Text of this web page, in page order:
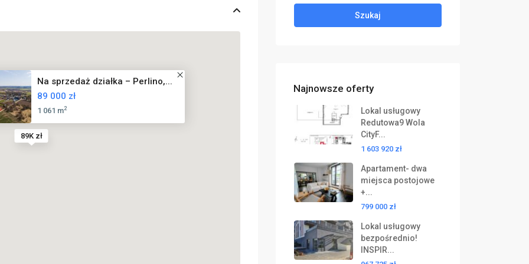
89K zł
Na sprzedaż działka – Perlino,...
89 000 zł
1 061 m2
Szukaj
Najnowsze oferty
Lokal usługowy
Redutowa9 Wola
CityF...
1 603 920 zł
Apartament- dwa
miejsca postojowe
+...
799 000 zł
Lokal usługowy
bezpośrednio!
INSPIR...